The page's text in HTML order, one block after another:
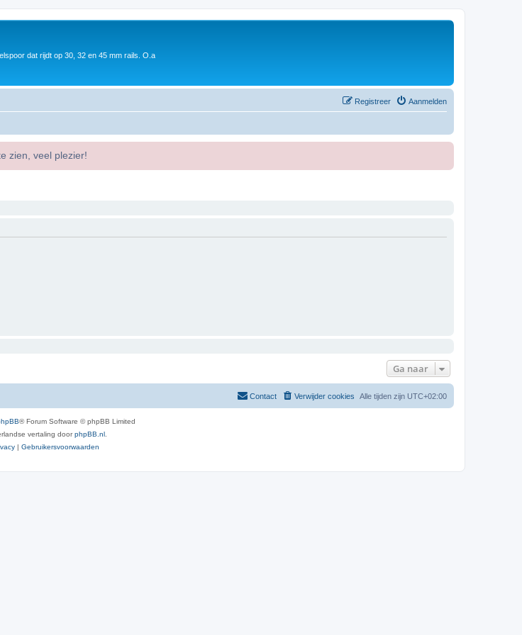
dat rijdt op 30, 32 en 45 mm rails. O.a
Aanmelden
Registreer
zien, veel plezier!
Ga naar
Alle tijden zijn UTC+02:00
Verwijder cookies
Contact
® Forum Software © phpBB Limited
vertaling doorphpBB.nl.
| Gebruikersvoorwaarden